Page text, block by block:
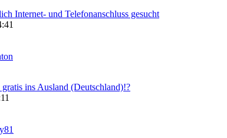
Internet- und Telefonanschluss gesucht
ins Ausland (Deutschland)!?